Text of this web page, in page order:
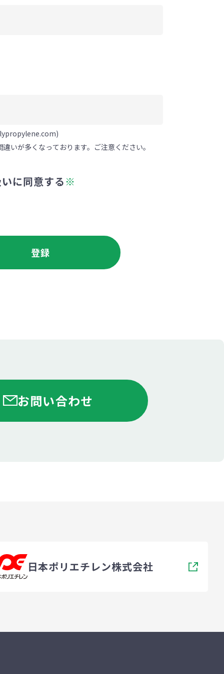
いが多くなっております。ご注意ください。
に同意する※
お問い合わせ
日本ポリエチレン株式会社